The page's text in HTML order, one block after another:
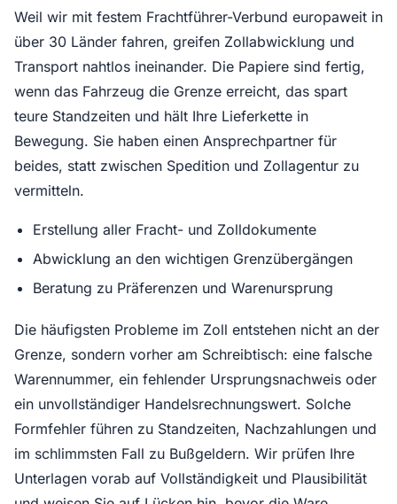
Weil wir mit festem Frachtführer-Verbund europaweit in
über 30 Länder fahren, greifen Zollabwicklung und
Transport nahtlos ineinander. Die Papiere sind fertig,
wenn das Fahrzeug die Grenze erreicht, das spart
teure Standzeiten und hält Ihre Lieferkette in
Bewegung. Sie haben einen Ansprechpartner für
beides, statt zwischen Spedition und Zollagentur zu
vermitteln.
Erstellung aller Fracht- und Zolldokumente
Abwicklung an den wichtigen Grenzübergängen
Beratung zu Präferenzen und Warenursprung
Die häufigsten Probleme im Zoll entstehen nicht an der
Grenze, sondern vorher am Schreibtisch: eine falsche
Warennummer, ein fehlender Ursprungsnachweis oder
ein unvollständiger Handelsrechnungswert. Solche
Formfehler führen zu Standzeiten, Nachzahlungen und
im schlimmsten Fall zu Bußgeldern. Wir prüfen Ihre
Unterlagen vorab auf Vollständigkeit und Plausibilität